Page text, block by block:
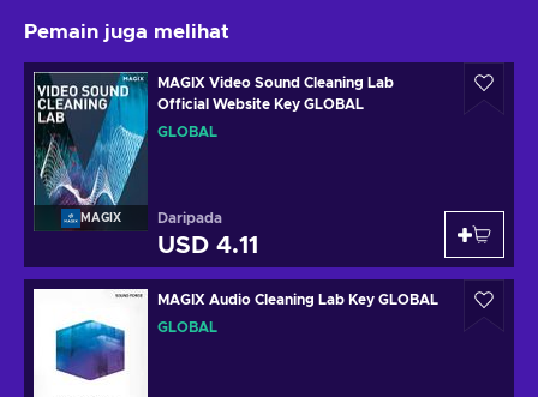
Pemain juga melihat
MAGIX
MAGIX Video Sound Cleaning Lab
Official Website Key GLOBAL
GLOBAL
Daripada
USD 4.11
MAGIX Audio Cleaning Lab Key GLOBAL
GLOBAL